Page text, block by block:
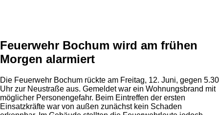
Feuerwehr Bochum wird am frühen
Morgen alarmiert
Die Feuerwehr Bochum rückte am Freitag, 12. Juni, gegen 5.30
Uhr zur Neustraße aus. Gemeldet war ein Wohnungsbrand mit
möglicher Personengefahr. Beim Eintreffen der ersten
Einsatzkräfte war von außen zunächst kein Schaden